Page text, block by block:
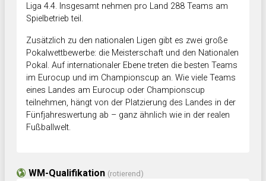
Liga 4.4. Insgesamt nehmen pro Land 288 Teams am
Spielbetrieb teil.
Zusätzlich zu den nationalen Ligen gibt es zwei große
Pokalwettbewerbe: die Meisterschaft und den Nationalen
Pokal. Auf internationaler Ebene treten die besten Teams
im Eurocup und im Championscup an. Wie viele Teams
eines Landes am Eurocup oder Championscup
teilnehmen, hängt von der Platzierung des Landes in der
Fünfjahreswertung ab – ganz ähnlich wie in der realen
Fußballwelt.
WM-Qualifikation (rotierend)